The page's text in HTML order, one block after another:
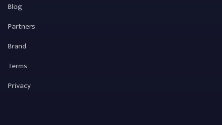
Blog
Partners
Brand
Terms
Privacy